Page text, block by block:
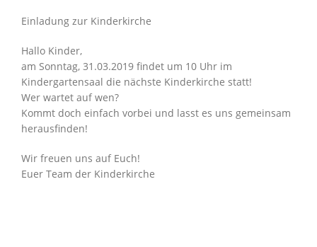
Einladung zur Kinderkirche
Hallo Kinder,
am Sonntag, 31.03.2019 findet um 10 Uhr im
Kindergartensaal die nächste Kinderkirche statt!
Wer wartet auf wen?
Kommt doch einfach vorbei und lasst es uns gemeinsam
herausfinden!
Wir freuen uns auf Euch!
Euer Team der Kinderkirche